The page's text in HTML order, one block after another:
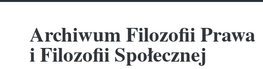
Archiwum Filozofii Prawa
i Filozofii Społecznej